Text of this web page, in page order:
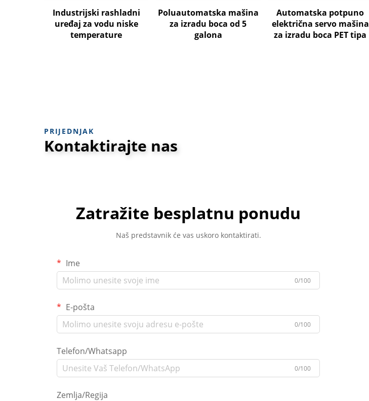
Industrijski rashladni
uređaj za vodu niske
temperature
Poluautomatska mašina
za izradu boca od 5
galona
Automatska potpuno
električna servo mašina
za izradu boca PET tipa
PRIJEDNJAK
Kontaktirajte nas
Zatražite besplatnu ponudu
Naš predstavnik će vas uskoro kontaktirati.
Ime
0/100
E-pošta
0/100
Telefon/Whatsapp
0/100
Zemlja/Regija